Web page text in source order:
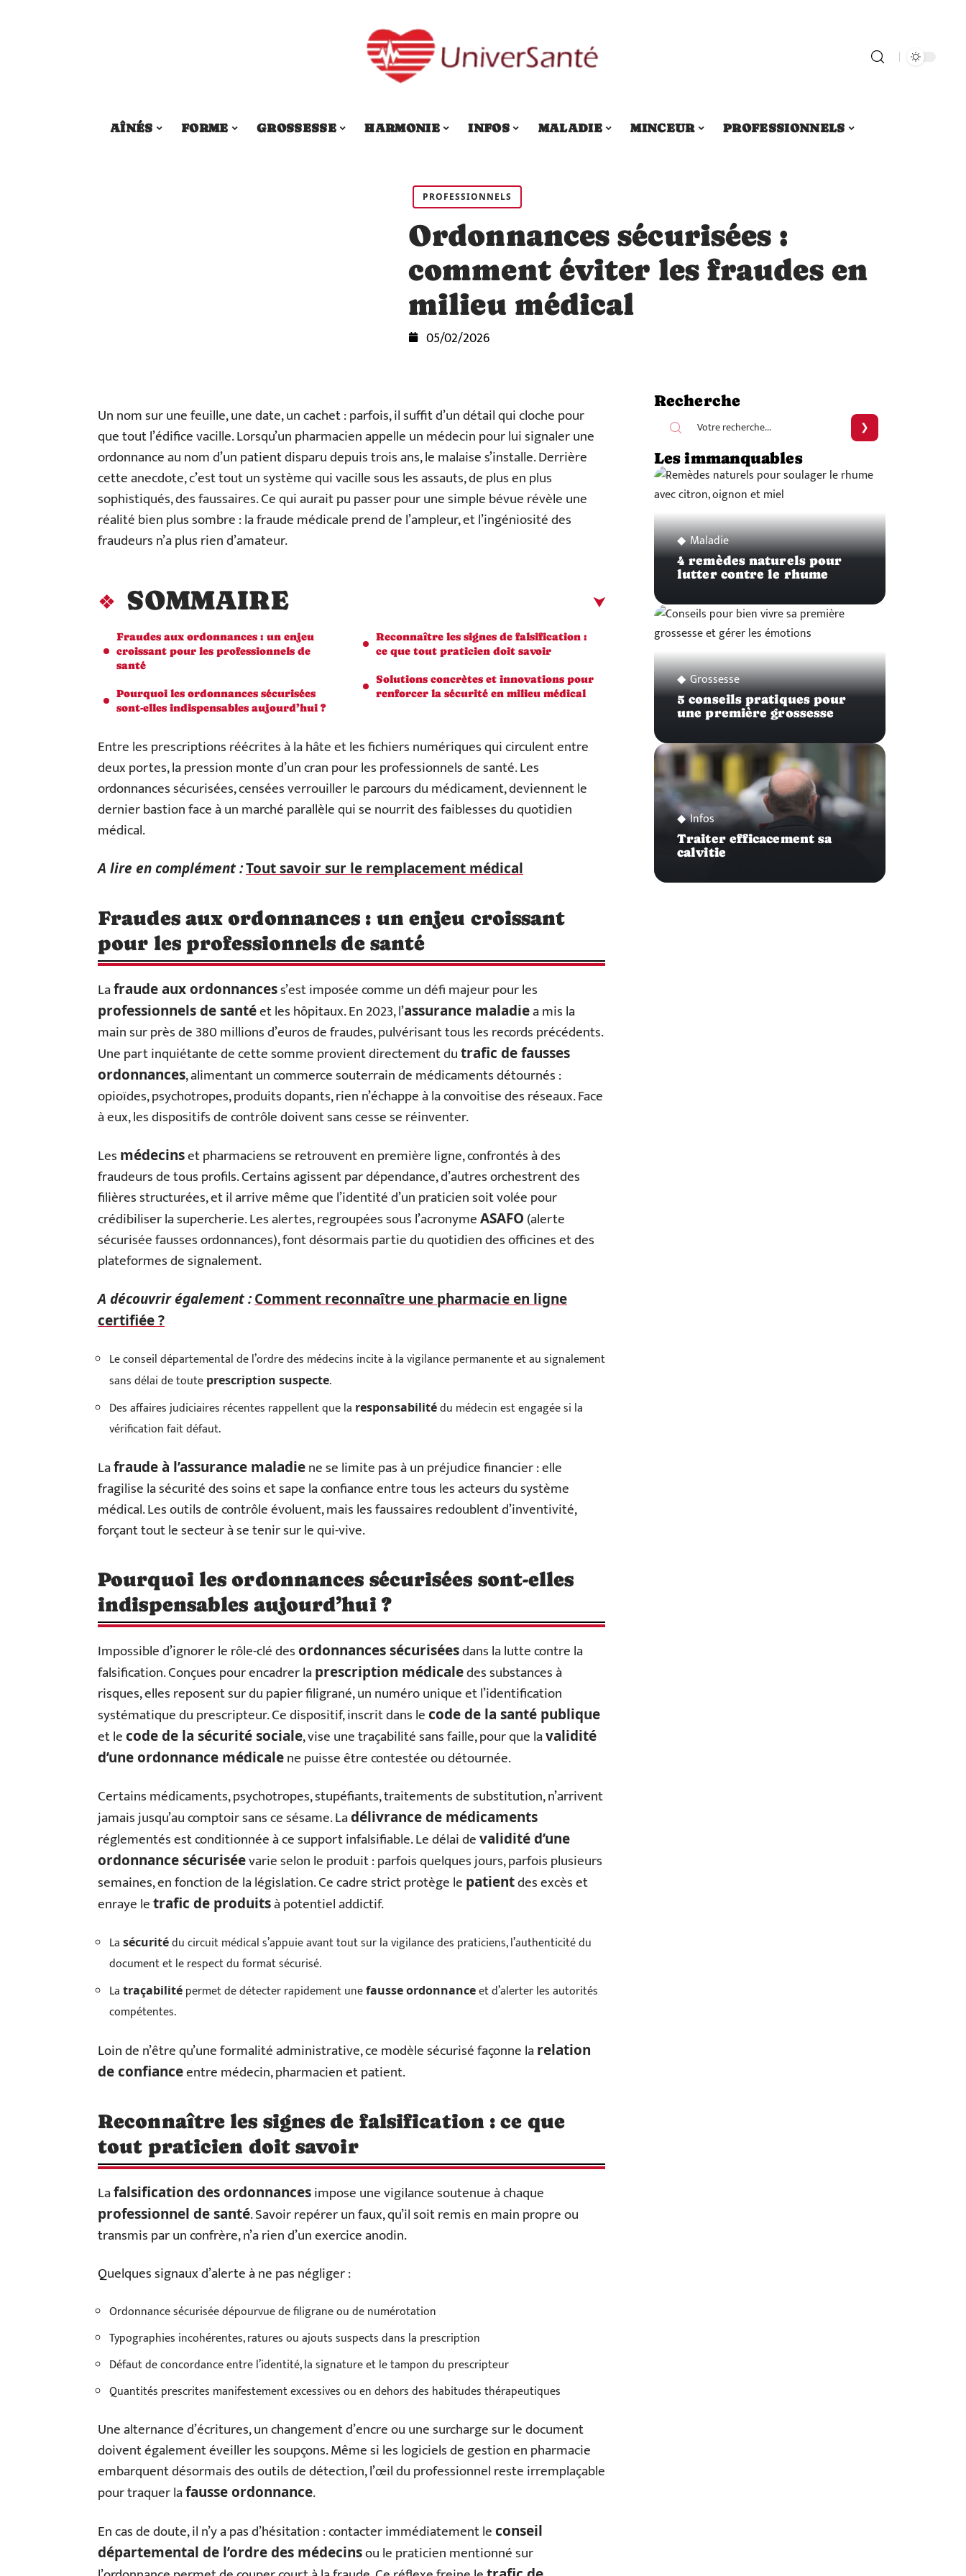
AÎNÉS FORME GROSSESSE HARMONIE INFOS MALADIE MINCEUR PROFESSIONNELS
PROFESSIONNELS
Ordonnances sécurisées :
comment éviter les fraudes en
milieu médical
05/02/2026
Un nom sur une feuille, une date, un cachet : parfois, il suffit d’un détail qui cloche pour
que tout l’édifice vacille. Lorsqu’un pharmacien appelle un médecin pour lui signaler une
ordonnance au nom d’un patient disparu depuis trois ans, le malaise s’installe. Derrière
cette anecdote, c’est tout un système qui vacille sous les assauts, de plus en plus
sophistiqués, des faussaires. Ce qui aurait pu passer pour une simple bévue révèle une
réalité bien plus sombre : la fraude médicale prend de l’ampleur, et l’ingéniosité des
fraudeurs n’a plus rien d’amateur.
SOMMAIRE
Fraudes aux ordonnances : un enjeu
croissant pour les professionnels de
santé
Pourquoi les ordonnances sécurisées
sont-elles indispensables aujourd’hui ?
Reconnaître les signes de falsification :
ce que tout praticien doit savoir
Solutions concrètes et innovations pour
renforcer la sécurité en milieu médical
Entre les prescriptions réécrites à la hâte et les fichiers numériques qui circulent entre
deux portes, la pression monte d’un cran pour les professionnels de santé. Les
ordonnances sécurisées, censées verrouiller le parcours du médicament, deviennent le
dernier bastion face à un marché parallèle qui se nourrit des faiblesses du quotidien
médical.
A lire en complément :Tout savoir sur le remplacement médical
Fraudes aux ordonnances : un enjeu croissant
pour les professionnels de santé
Lafraude aux ordonnancess’est imposée comme un défi majeur pour les
professionnels de santéet les hôpitaux. En 2023, l’assurance maladiea mis la
main sur près de 380 millions d’euros de fraudes, pulvérisant tous les records précédents.
Une part inquiétante de cette somme provient directement dutrafic de fausses
ordonnances, alimentant un commerce souterrain de médicaments détournés :
opioïdes, psychotropes, produits dopants, rien n’échappe à la convoitise des réseaux. Face
à eux, les dispositifs de contrôle doivent sans cesse se réinventer.
Les médecinset pharmaciens se retrouvent en première ligne, confrontés à des
fraudeurs de tous profils. Certains agissent par dépendance, d’autres orchestrent des
filières structurées, et il arrive même que l’identité d’un praticien soit volée pour
crédibiliser la supercherie. Les alertes, regroupées sous l’acronymeASAFO (alerte
sécurisée fausses ordonnances), font désormais partie du quotidien des officines et des
plateformes de signalement.
A découvrir également :Comment reconnaître une pharmacie en ligne
certifiée ?
Le conseil départemental de l’ordre des médecins incite à la vigilance permanente et au signalement
sans délai de toute prescription suspecte.
Des affaires judiciaires récentes rappellent que la responsabilitédu médecin est engagée si la
vérification fait défaut.
Lafraude à l’assurance maladiene se limite pas à un préjudice financier : elle
fragilise la sécurité des soins et sape la confiance entre tous les acteurs du système
médical. Les outils de contrôle évoluent, mais les faussaires redoublent d’inventivité,
forçant tout le secteur à se tenir sur le qui-vive.
Pourquoi les ordonnances sécurisées sont-elles
indispensables aujourd’hui ?
Impossible d’ignorer le rôle-clé desordonnances sécuriséesdans la lutte contre la
falsification. Conçues pour encadrer laprescription médicaledes substances à
risques, elles reposent sur du papier filigrané, un numéro unique et l’identification
systématique du prescripteur. Ce dispositif, inscrit dans lecode de la santé publique
et lecode de la sécurité sociale, vise une traçabilité sans faille, pour que lavalidité
d’une ordonnance médicalene puisse être contestée ou détournée.
Certains médicaments, psychotropes, stupéfiants, traitements de substitution, n’arrivent
jamais jusqu’au comptoir sans ce sésame. Ladélivrance de médicaments
réglementés est conditionnée à ce support infalsifiable. Le délai devalidité d’une
ordonnance sécuriséevarie selon le produit : parfois quelques jours, parfois plusieurs
semaines, en fonction de la législation. Ce cadre strict protège le patientdes excès et
enraye letrafic de produitsà potentiel addictif.
La sécuritédu circuit médical s’appuie avant tout sur la vigilance des praticiens, l’authenticité du
document et le respect du format sécurisé.
La traçabilité permet de détecter rapidement unefausse ordonnanceet d’alerter les autorités
compétentes.
Loin de n’être qu’une formalité administrative, ce modèle sécurisé façonne larelation
de confianceentre médecin, pharmacien et patient.
Reconnaître les signes de falsification : ce que
tout praticien doit savoir
Lafalsification des ordonnancesimpose une vigilance soutenue à chaque
professionnel de santé. Savoir repérer un faux, qu’il soit remis en main propre ou
transmis par un confrère, n’a rien d’un exercice anodin.
Quelques signaux d’alerte à ne pas négliger :
Ordonnance sécurisée dépourvue de filigrane ou de numérotation
Typographies incohérentes, ratures ou ajouts suspects dans la prescription
Défaut de concordance entre l’identité, la signature et le tampon du prescripteur
Quantités prescrites manifestement excessives ou en dehors des habitudes thérapeutiques
Une alternance d’écritures, un changement d’encre ou une surcharge sur le document
doivent également éveiller les soupçons. Même si les logiciels de gestion en pharmacie
embarquent désormais des outils de détection, l’œil du professionnel reste irremplaçable
pour traquer lafausse ordonnance.
En cas de doute, il n’y a pas d’hésitation : contacter immédiatement leconseil
départemental de l’ordre des médecinsou le praticien mentionné sur
Recherche
Les immanquables
Maladie
4 remèdes naturels pour
lutter contre le rhume
Grossesse
5 conseils pratiques pour
une première grossesse
Infos
Traiter efficacement sa
calvitie